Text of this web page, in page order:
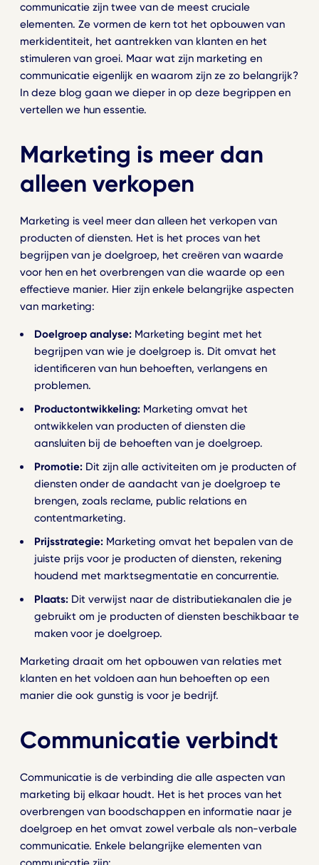
Ga terug
Merkstrategie
Logo en huisstijl
Persoonlijkheid tonen
Brandbook
Consistent toepassen
Ga terug
Over ons
communicatie zijn twee van de meest cruciale
elementen. Ze vormen de kern tot het opbouwen van
merkidentiteit, het aantrekken van klanten en het
stimuleren van groei. Maar wat zijn marketing en
communicatie eigenlijk en waarom zijn ze zo belangrijk?
In deze blog gaan we dieper in op deze begrippen en
vertellen we hun essentie.
Marketing is meer dan
alleen verkopen
Marketing is veel meer dan alleen het verkopen van
producten of diensten. Het is het proces van het
begrijpen van je doelgroep, het creëren van waarde
voor hen en het overbrengen van die waarde op een
effectieve manier. Hier zijn enkele belangrijke aspecten
van marketing:
Doelgroep analyse: Marketing begint met het
begrijpen van wie je doelgroep is. Dit omvat het
identificeren van hun behoeften, verlangens en
problemen.
Productontwikkeling:Marketing omvat het
ontwikkelen van producten of diensten die
aansluiten bij de behoeften van je doelgroep.
Promotie:Dit zijn alle activiteiten om je producten of
diensten onder de aandacht van je doelgroep te
brengen, zoals reclame, public relations en
contentmarketing.
Prijsstrategie:Marketing omvat het bepalen van de
juiste prijs voor je producten of diensten, rekening
houdend met marktsegmentatie en concurrentie.
Plaats:Dit verwijst naar de distributiekanalen die je
gebruikt om je producten of diensten beschikbaar te
maken voor je doelgroep.
Marketing draait om het opbouwen van relaties met
klanten en het voldoen aan hun behoeften op een
manier die ook gunstig is voor je bedrijf.
Communicatie verbindt
Communicatie is de verbinding die alle aspecten van
marketing bij elkaar houdt. Het is het proces van het
overbrengen van boodschappen en informatie naar je
doelgroep en het omvat zowel verbale als non-verbale
communicatie. Enkele belangrijke elementen van